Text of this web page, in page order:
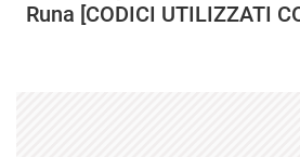
Runa [CODICI UTILIZZATI